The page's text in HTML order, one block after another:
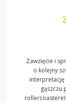
Zawzięcie i
o kolejny
interpretację
gąszczu